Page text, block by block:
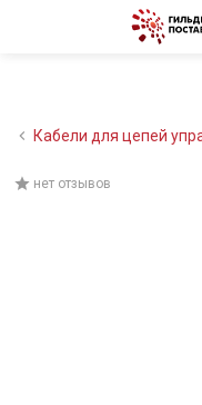
Кабели для цепей
нет отзывов